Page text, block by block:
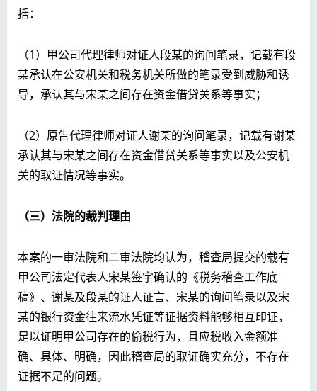
括：
（1）甲公司代理律师对证人段某的询问笔录，记载有段
某承认在公安机关和税务机关所做的笔录受到威胁和诱
导，承认其与宋某之间存在资金借贷关系等事实；
（2）原告代理律师对证人谢某的询问笔录，记载有谢某
承认其与宋某之间存在资金借贷关系等事实以及公安机
关的取证情况等事实。
（三）法院的裁判理由
本案的一审法院和二审法院均认为，稽查局提交的载有
甲公司法定代表人宋某签字确认的《税务稽查工作底
稿》、谢某及段某的证人证言、宋某的询问笔录以及宋
某的银行资金往来流水凭证等证据资料能够相互印证，
足以证明甲公司存在的偷税行为，且应税收入金额准
确、具体、明确，因此稽查局的取证确实充分，不存在
证据不足的问题。